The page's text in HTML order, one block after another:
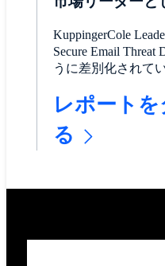
KuppingerCole
Secure Email Threat
うに差別化されて
レポート
る